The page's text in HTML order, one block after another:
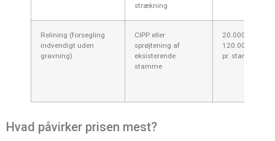
strækning
Relining (forsegling
indvendigt uden
gravning)
CIPP eller
sprøjtening af
eksisterende
stamme
20.000–
120.000 kr.
pr. stamme
Hvad påvirker prisen mest?